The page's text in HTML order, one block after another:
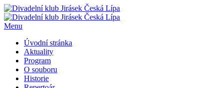
Menu
Úvodní stránka
Aktuality
Program
O souboru
Historie